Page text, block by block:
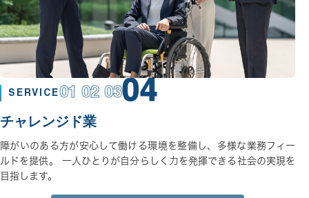
SERVICE01 02 0304
チャレンジド業
障がいのある方が安心して働ける環境を整備し、多様な業務フィー
ルドを提供。 一人ひとりが自分らしく力を発揮できる社会の実現を
目指します。